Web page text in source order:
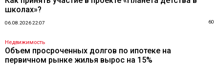
школах»?
06.08.2026 22:07 60
Недвижимость
Объем просроченных долгов по ипотеке на
первичном рынке жилья вырос на 15%